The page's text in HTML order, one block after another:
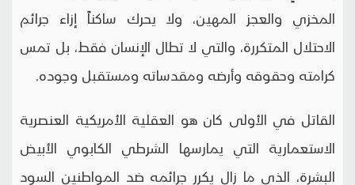
المخزي والعجز المهين، ولا يحرك ساكناً إزاء جرائم
الاحتلال المتكررة، والتي لا تطال الإنسان فقط، بل تمس
كرامته وحقوقه وأرضه ومقدساته ومستقبل وجوده.
القاتل في الأولى كان هو العقلية الأمريكية العنصرية
الاستعمارية التي يمارسها الشرطي الكابوي الأبيض
البشرة، الذي ما زال يكرر جرائمه ضد المواطنين السود